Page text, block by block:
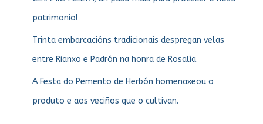
patrimonio!
Trinta embarcacións tradicionais despregan velas
entre Rianxo e Padrón na honra de Rosalía.
A Festa do Pemento de Herbón homenaxeou o
produto e aos veciños que o cultivan.